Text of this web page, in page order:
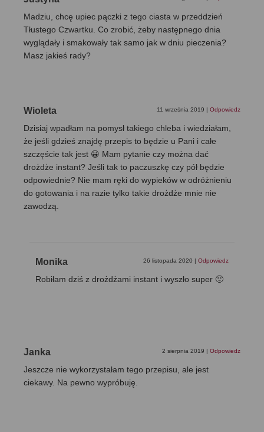
Madziu, chcę upiec pączki z tego ciasta w przeddzień
Tłustego Czwartku. Co zrobić, żeby następnego dnia
wyglądały i smakowały tak samo jak w dniu pieczenia?
Masz jakieś rady?
Wioleta 11 września 2019 Odpowiedz
Dzisiaj wpadłam na pomysł takiego chleba i wiedziałam,
że jeśli gdzieś znajdę przepis to będzie u Pani i całe
szczęście tak jest 😀 Mam pytanie czy można dać
drożdże instant? Jeśli tak to paczuszkę czy pół będzie
odpowiednie? Nie mam ręki do wypieków w odróżnieniu
do gotowania i na razie tylko takie drożdże mnie nie
zawodzą.
Monika 26 listopada 2020 Odpowiedz
Robiłam dziś z drożdżami instant i wyszło super 🙂
Janka 2 sierpnia 2019 Odpowiedz
Jeszcze nie wykorzystałam tego przepisu, ale jest
ciekawy. Na pewno wypróbuję.